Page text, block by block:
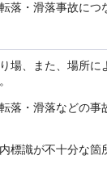
落・滑落事故につ
場、また、場所に
落・滑落などの事
標識が不十分な箇